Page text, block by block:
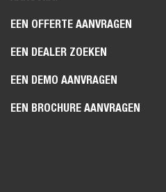
EEN OFFERTE AANVRAGEN
EEN DEALER ZOEKEN
EEN DEMO AANVRAGEN
EEN BROCHURE AANVRAGEN